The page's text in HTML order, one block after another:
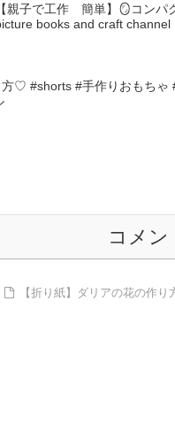
【親子で工作 簡単】🪞コンパ
books and craft channel
♡ #shorts #手作りおもちゃ
コメン
【折り紙】ダリアの花の作